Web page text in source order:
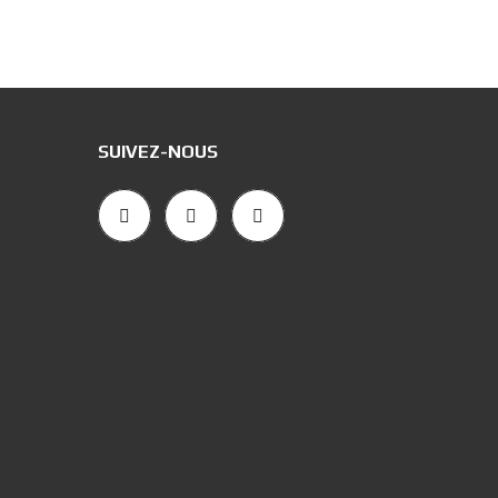
SUIVEZ-NOUS